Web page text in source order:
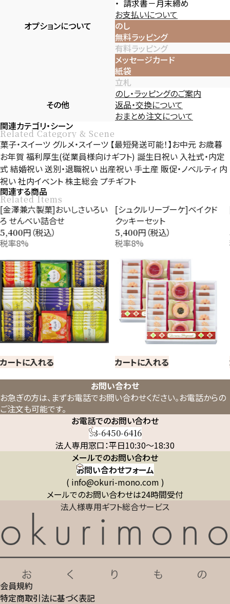
請求書－月末締め
お支払いについて
オプションについて
のし
無料ラッピング
有料ラッピング
メッセージカード
紙袋
立札
のし・ラッピングのご案内
その他
返品・交換について
おまとめ注文について
関連カテゴリ・シーン
Related Category & Scene
菓子・スイーツ グルメ・スイーツ 【最短発送可能！】お中元 お歳暮
お年賀 福利厚生(従業員様向けギフト) 誕生日祝い 入社式・内定
式 結婚祝い送別・退職祝い 出産祝い 手土産 販促・ノベルティ 内
祝い社内イベント株主総会 プチギフト
関連する商品
Related Items
[金澤兼六製菓]おいしさいろい
ろ せんべい詰合せ
5,400円（税込）
税率8%
カートに入れる
[シュクルリーブーケ]ベイクド
クッキーセット
5,400円（税込）
税率8%
カートに入れる
お問い合わせ
お急ぎの方は、まずお電話でお問い合わせください。お電話からの
ご注文も可能です。
お電話でのお問い合わせ
03-6450-6416
法人専用窓口：平日10:30～18:30
メールでのお問い合わせ
お問い合わせフォーム
( info@okuri-mono.com )
メールでのお問い合わせは24時間受付
法人様専用ギフト総合サービス
会員規約
特定商取引法に基づく表記